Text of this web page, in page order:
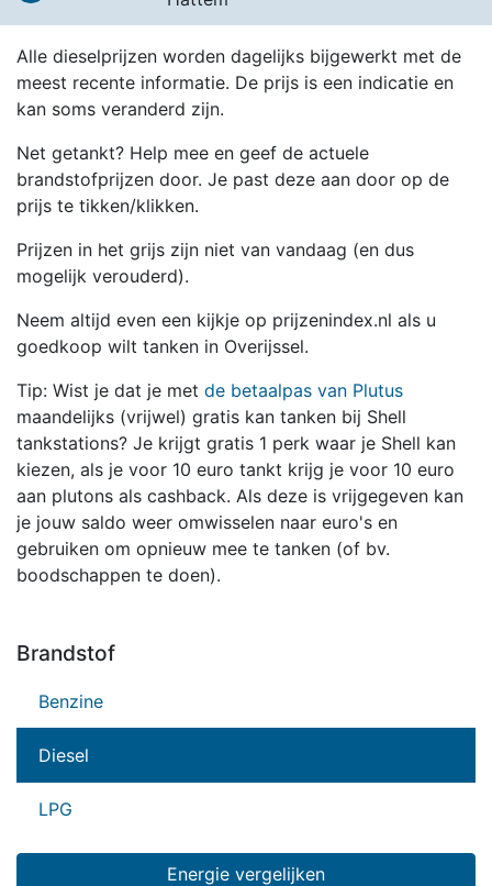
Alle dieselprijzen worden dagelijks bijgewerkt met de
meest recente informatie. De prijs is een indicatie en
kan soms veranderd zijn.
Net getankt? Help mee en geef de actuele
brandstofprijzen door. Je past deze aan door op de
prijs te tikken/klikken.
Prijzen in het grijs zijn niet van vandaag (en dus
mogelijk verouderd).
Neem altijd even een kijkje op prijzenindex.nl als u
goedkoop wilt tanken in Overijssel.
Tip: Wist je dat je met de betaalpas van Plutus
maandelijks (vrijwel) gratis kan tanken bij Shell
tankstations? Je krijgt gratis 1 perk waar je Shell kan
kiezen, als je voor 10 euro tankt krijg je voor 10 euro
aan plutons als cashback. Als deze is vrijgegeven kan
je jouw saldo weer omwisselen naar euro's en
gebruiken om opnieuw mee te tanken (of bv.
boodschappen te doen).
Brandstof
Benzine
Diesel
LPG
Energie vergelijken